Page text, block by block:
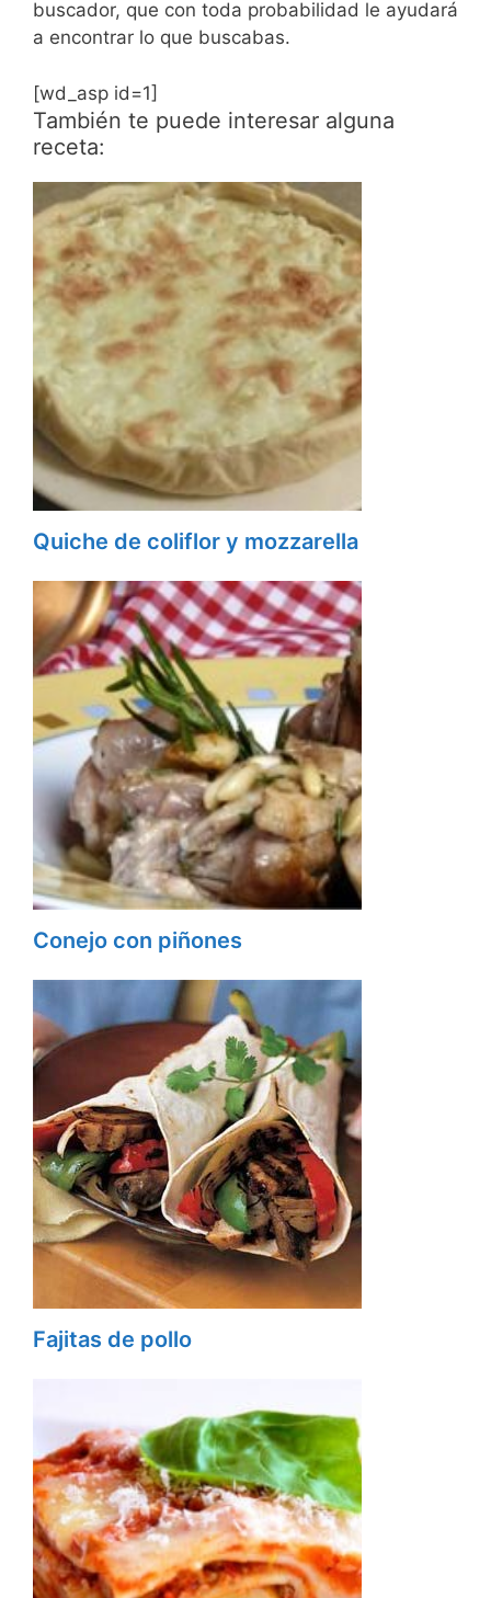
buscador, que con toda probabilidad le ayudará
a encontrar lo que buscabas.
[wd_asp id=1]
También te puede interesar alguna
receta:
Quiche de coliflor y mozzarella
Conejo con piñones
Fajitas de pollo